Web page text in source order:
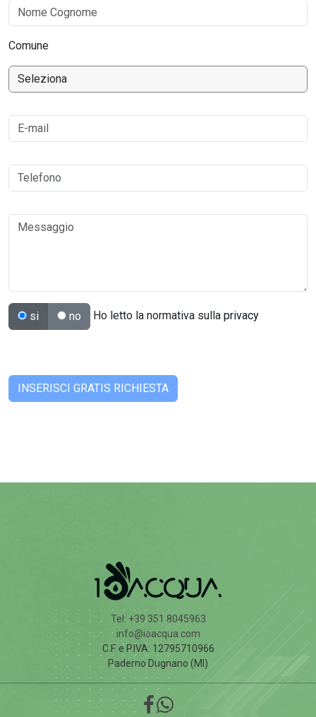
Comune
si no Ho letto la normativa sulla privacy
Tel: +39 351 8045963
info@ioacqua.com
C.F. e P.IVA: 12795710966
Paderno Dugnano (MI)